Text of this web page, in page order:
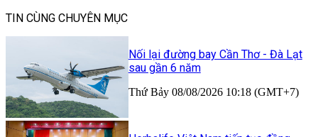
TIN CÙNG CHUYÊN MỤC
Nối lại đường bay Cần Thơ - Đà Lạt
sau gần 6 năm
Thứ Bảy 08/08/2026 10:18 (GMT+7)